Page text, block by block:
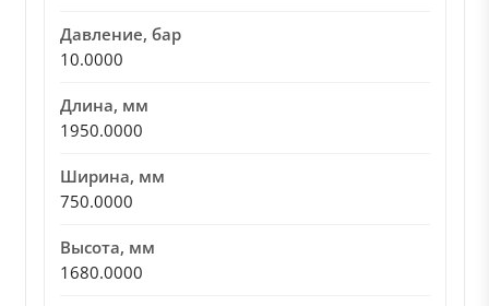
Давление, бар
10.0000
Длина, мм
1950.0000
Ширина, мм
750.0000
Высота, мм
1680.0000